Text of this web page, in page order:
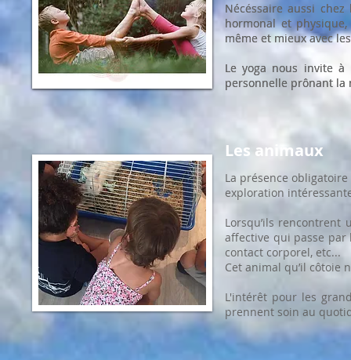
Nécéssaire aussi
hormonal et
même et mieux avec
Le yoga nous invite
personnelle prônant la
Nécessaire aussi
hormonal et
même et mieux avec
Le yoga nous invite
personnelle prônant la
Les animaux
La présence
exploration
Lorsqu’ils rencontrent
affective qui passe par
contact corporel, etc...
Cet animal qu’il côtoie
L'intérêt pour les
prennent soin au